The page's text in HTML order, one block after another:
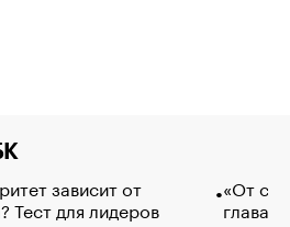
зависит от
Тест для лидеров
«От
глава